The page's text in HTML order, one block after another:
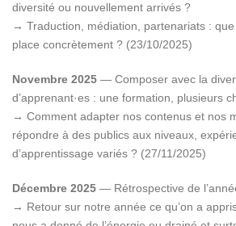
diversité ou nouvellement arrivés ?
→ Traduction, médiation, partenariats :
place concrètement ? (23/10/2025)
Novembre 2025 — Composer avec la
d’apprenant·es : une formation, plusieurs
→ Comment adapter nos contenus et nos
répondre à des publics aux niveaux,
d’apprentissage variés ? (27/11/2025)
Décembre 2025 — Rétrospective de
→ Retour sur notre année ce qu’on a